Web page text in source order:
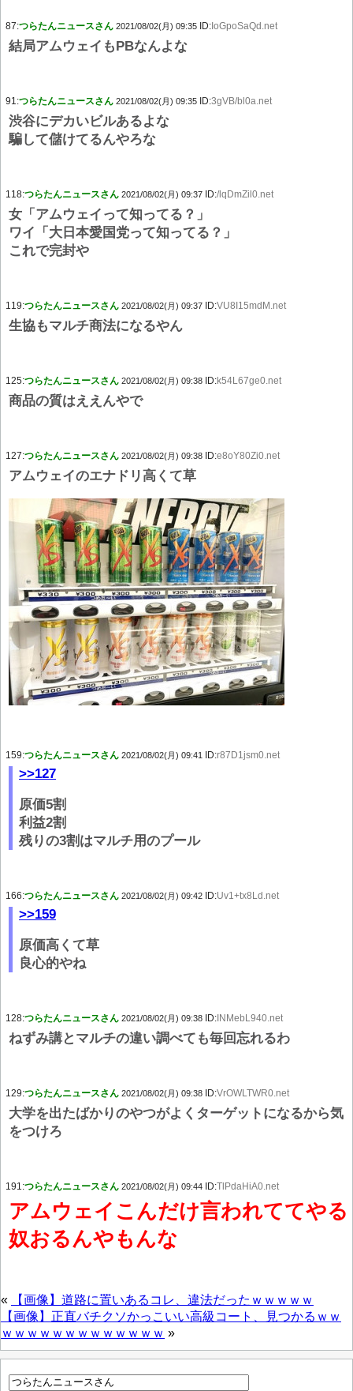
87:つらたんニュースさん 2021/08/02(月) 09:35 ID: IoGpoSaQd.net
結局アムウェイもPBなんよな
91:つらたんニュースさん 2021/08/02(月) 09:35 ID:3gVB/bl0a.net
渋谷にデカいビルあるよな
騙して儲けてるんやろな
118:つらたんニュースさん 2021/08/02(月) 09:37 ID:/lqDmZil0.net
女「アムウェイって知ってる？」
ワイ「大日本愛国党って知ってる？」
これで完封や
119:つらたんニュースさん 2021/08/02(月) 09:37 ID:VU8I15mdM.net
生協もマルチ商法になるやん
125:つらたんニュースさん 2021/08/02(月) 09:38 ID:k54L67ge0.net
商品の質はええんやで
127:つらたんニュースさん 2021/08/02(月) 09:38 ID:e8oY80Zi0.net
アムウェイのエナドリ高くて草
159:つらたんニュースさん 2021/08/02(月) 09:41 ID:r87D1jsm0.net
>>127
原価5割
利益2割
残りの3割はマルチ用のプール
166:つらたんニュースさん 2021/08/02(月) 09:42 ID:Uv1+tx8Ld.net
>>159
原価高くて草
良心的やね
128:つらたんニュースさん 2021/08/02(月) 09:38 ID: INMebL940.net
ねずみ講とマルチの違い調べても毎回忘れるわ
129:つらたんニュースさん 2021/08/02(月) 09:38 ID:VrOWLTWR0.net
大学を出たばかりのやつがよくターゲットになるから気
をつけろ
191:つらたんニュースさん 2021/08/02(月) 09:44 ID:TlPdaHiA0.net
アムウェイこんだけ言われててやる
奴おるんやもんな
«
【画像】道路に置いあるコレ、違法だったｗｗｗｗｗ
【画像】正直バチクソかっこいい高級コート、見つかるｗｗ
ｗｗｗｗｗｗｗｗｗｗｗｗｗ »